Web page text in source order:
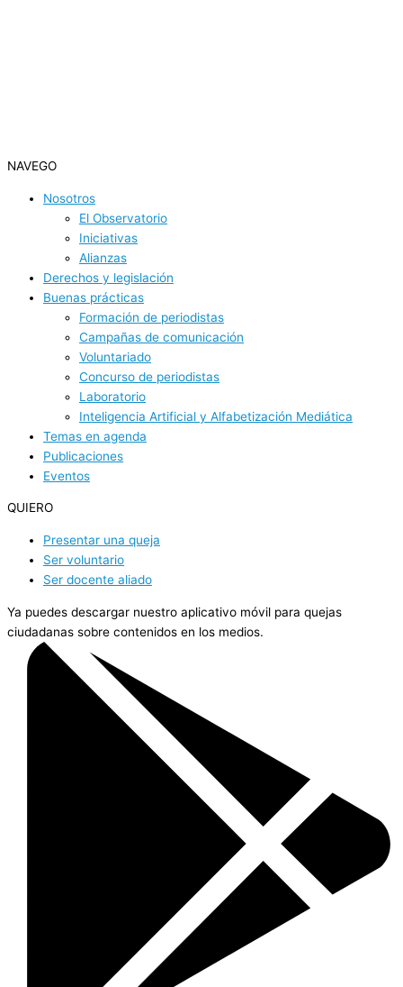
NAVEGO
Nosotros
El Observatorio
Iniciativas
Alianzas
Derechos y legislación
Buenas prácticas
Formación de periodistas
Campañas de comunicación
Voluntariado
Concurso de periodistas
Laboratorio
Inteligencia Artificial y Alfabetización Mediática
Temas en agenda
Publicaciones
Eventos
QUIERO
Presentar una queja
Ser voluntario
Ser docente aliado
Ya puedes descargar nuestro aplicativo móvil para quejas
ciudadanas sobre contenidos en los medios.